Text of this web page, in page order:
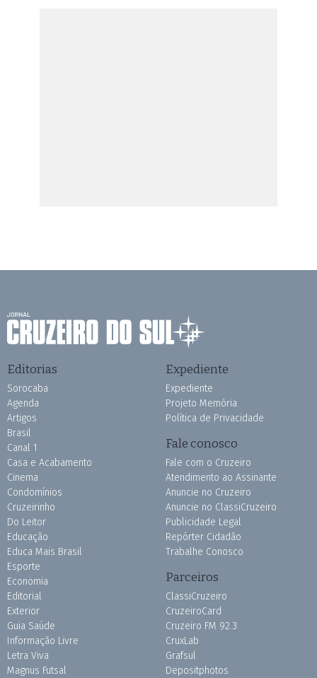
Editorias
Sorocaba
Agenda
Artigos
Brasil
Canal 1
Casa e Acabamento
Cinema
Condomínios
Cruzeirinho
Do Leitor
Educação
Educa Mais Brasil
Esporte
Economia
Editorial
Exterior
Guia Saúde
Informação Livre
Letra Viva
Magnus Futsal
Expediente
Expediente
Projeto Memória
Política de Privacidade
Fale conosco
Fale com o Cruzeiro
Atendimento ao Assinante
Anuncie no Cruzeiro
Anuncie no ClassiCruzeiro
Publicidade Legal
Repórter Cidadão
Trabalhe Conosco
Parceiros
ClassiCruzeiro
CruzeiroCard
Cruzeiro FM 92.3
CruxLab
Grafsul
Depositphotos